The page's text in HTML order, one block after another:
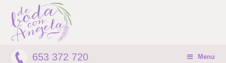
653 372 720 Menu